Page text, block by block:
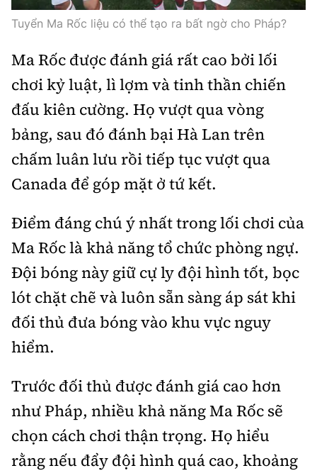
Tuyển Ma Rốc liệu có thể tạo ra bất ngờ cho Pháp?
Ma Rốc được đánh giá rất cao bởi lối
chơi kỷ luật, lì lợm và tinh thần chiến
đấu kiên cường. Họ vượt qua vòng
bảng, sau đó đánh bại Hà Lan trên
chấm luân lưu rồi tiếp tục vượt qua
Canada để góp mặt ở tứ kết.
Điểm đáng chú ý nhất trong lối chơi của
Ma Rốc là khả năng tổ chức phòng ngự.
Đội bóng này giữ cự ly đội hình tốt, bọc
lót chặt chẽ và luôn sẵn sàng áp sát khi
đối thủ đưa bóng vào khu vực nguy
hiểm.
Trước đối thủ được đánh giá cao hơn
như Pháp, nhiều khả năng Ma Rốc sẽ
chọn cách chơi thận trọng. Họ hiểu
rằng nếu đẩy đội hình quá cao, khoảng